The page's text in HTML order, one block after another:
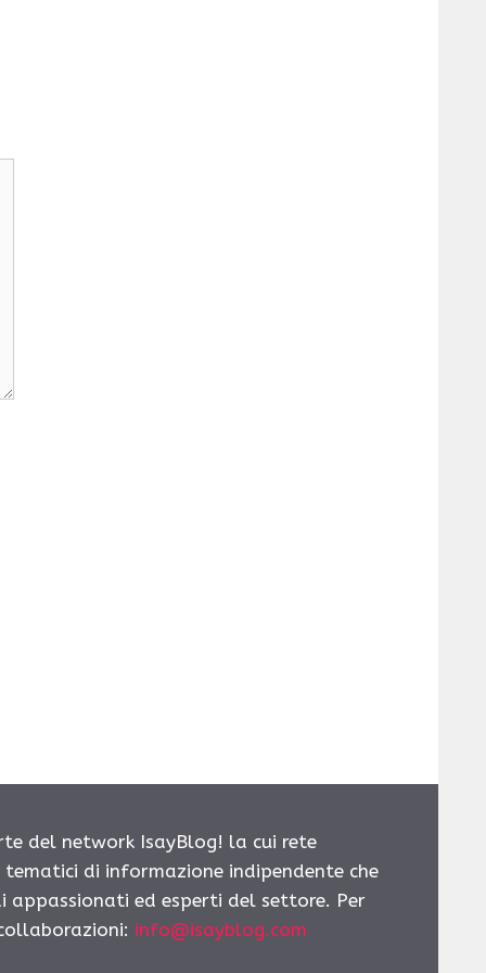
del network IsayBlog! la cui rete
di informazione indipendente che
ed esperti del settore. Per
info@isayblog.com